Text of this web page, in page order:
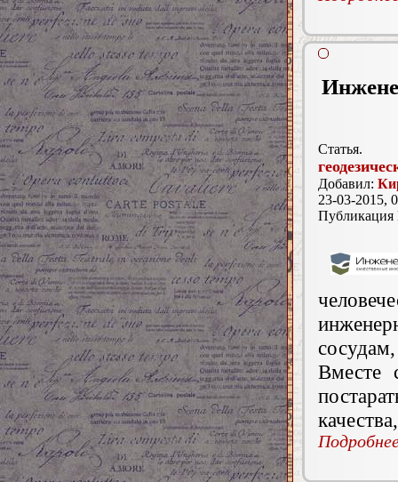
Статья.
Добавил:
23-03-2015,
Вместе